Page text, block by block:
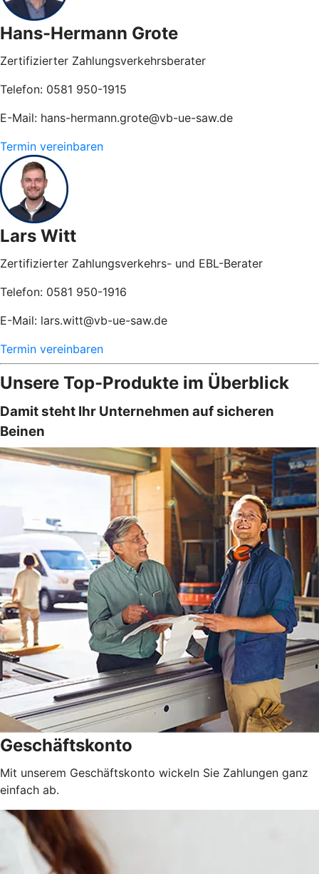
Hans-Hermann Grote
Zertifizierter Zahlungsverkehrsberater
Telefon: 0581 950-1915
E-Mail: hans-hermann.grote@vb-ue-saw.de
Termin vereinbaren
Lars Witt
Zertifizierter Zahlungsverkehrs- und EBL-Berater
Telefon: 0581 950-1916
E-Mail: lars.witt@vb-ue-saw.de
Termin vereinbaren
Unsere Top-Produkte im Überblick
Damit steht Ihr Unternehmen auf sicheren
Beinen
Geschäftskonto
Mit unserem Geschäftskonto wickeln Sie Zahlungen ganz
einfach ab.